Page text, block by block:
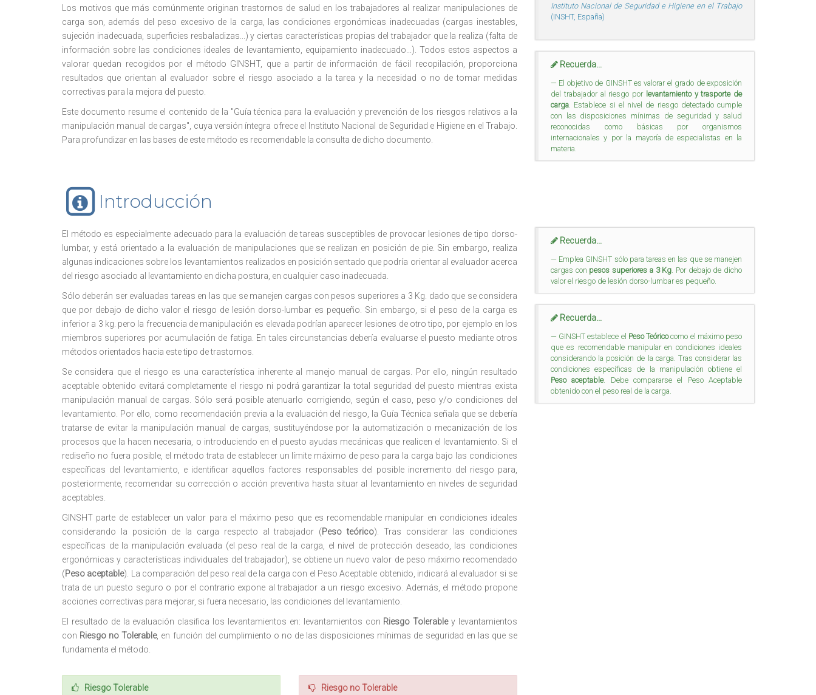
Los motivos que más comúnmente originan trastornos de salud en los trabajadores al realizar manipulaciones de
carga son, además del peso excesivo de la carga, las condiciones ergonómicas inadecuadas (cargas inestables,
sujeción inadecuada, superficies resbaladizas...) y ciertas características propias del trabajador que la realiza (falta de
información sobre las condiciones ideales de levantamiento, equipamiento inadecuado...). Todos estos aspectos a
valorar quedan recogidos por el método GINSHT, que a partir de información de fácil recopilación, proporciona
resultados que orientan al evaluador sobre el riesgo asociado a la tarea y la necesidad o no de tomar medidas
correctivas para la mejora del puesto.
Este documento resume el contenido de la "Guía técnica para la evaluación y prevención de los riesgos relativos a la
manipulación manual de cargas", cuya versión íntegra ofrece el Instituto Nacional de Seguridad e Higiene en el Trabajo.
Para profundizar en las bases de este método es recomendable la consulta de dicho documento.
Instituto Nacional de Seguridad e Higiene en el Trabajo
(INSHT, España)
Recuerda...
El objetivo de GINSHT es valorar el grado de exposición
del trabajador al riesgo por levantamiento y trasporte de
carga . Establece si el nivel de riesgo detectado cumple
con las disposiciones mínimas de seguridad y salud
reconocidas como básicas por organismos
internacionales y por la mayoría de especialistas en la
materia.
Introducción
El método es especialmente adecuado para la evaluación de tareas susceptibles de provocar lesiones de tipo dorso-
lumbar, y está orientado a la evaluación de manipulaciones que se realizan en posición de pie. Sin embargo, realiza
algunas indicaciones sobre los levantamientos realizados en posición sentado que podría orientar al evaluador acerca
del riesgo asociado al levantamiento en dicha postura, en cualquier caso inadecuada.
Sólo deberán ser evaluadas tareas en las que se manejen cargas con pesos superiores a 3 Kg. dado que se considera
que por debajo de dicho valor el riesgo de lesión dorso-lumbar es pequeño. Sin embargo, si el peso de la carga es
inferior a 3 kg. pero la frecuencia de manipulación es elevada podrían aparecer lesiones de otro tipo, por ejemplo en los
miembros superiores por acumulación de fatiga. En tales circunstancias debería evaluarse el puesto mediante otros
métodos orientados hacia este tipo de trastornos.
Se considera que el riesgo es una característica inherente al manejo manual de cargas. Por ello, ningún resultado
aceptable obtenido evitará completamente el riesgo ni podrá garantizar la total seguridad del puesto mientras exista
manipulación manual de cargas. Sólo será posible atenuarlo corrigiendo, según el caso, peso y/o condiciones del
levantamiento. Por ello, como recomendación previa a la evaluación del riesgo, la Guía Técnica señala que se debería
tratarse de evitar la manipulación manual de cargas, sustituyéndose por la automatización o mecanización de los
procesos que la hacen necesaria, o introduciendo en el puesto ayudas mecánicas que realicen el levantamiento. Si el
rediseño no fuera posible, el método trata de establecer un límite máximo de peso para la carga bajo las condiciones
específicas del levantamiento, e identificar aquellos factores responsables del posible incremento del riesgo para,
posteriormente, recomendar su corrección o acción preventiva hasta situar al levantamiento en niveles de seguridad
aceptables.
GINSHT parte de establecer un valor para el máximo peso que es recomendable manipular en condiciones ideales
considerando la posición de la carga respecto al trabajador (Peso teórico). Tras considerar las condiciones
específicas de la manipulación evaluada (el peso real de la carga, el nivel de protección deseado, las condiciones
ergonómicas y características individuales del trabajador), se obtiene un nuevo valor de peso máximo recomendado
(Peso aceptable). La comparación del peso real de la carga con el Peso Aceptable obtenido, indicará al evaluador si se
trata de un puesto seguro o por el contrario expone al trabajador a un riesgo excesivo. Además, el método propone
acciones correctivas para mejorar, si fuera necesario, las condiciones del levantamiento.
El resultado de la evaluación clasifica los levantamientos en: levantamientos con Riesgo Tolerabley levantamientos
con Riesgo no Tolerable, en función del cumplimiento o no de las disposiciones mínimas de seguridad en las que se
fundamenta el método.
Riesgo Tolerable Riesgo no Tolerable
Recuerda...
Emplea GINSHT sólo para tareas en las que se manejen
cargas con pesos superiores a 3 Kg . Por debajo de dicho
valor el riesgo de lesión dorso-lumbar es pequeño.
Recuerda...
GINSHT establece el Peso Teóricocomo el máximo peso
que es recomendable manipular en condiciones ideales
considerando la posición de la carga. Tras considerar las
condiciones específicas de la manipulación obtiene el
Peso aceptable. Debe compararse el Peso Aceptable
obtenido con el peso real de la carga.